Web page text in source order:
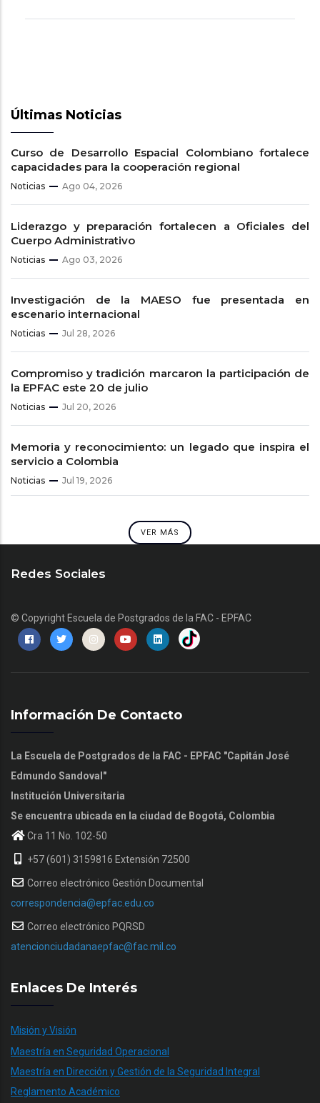
Últimas Noticias
Curso de Desarrollo Espacial Colombiano fortalece
capacidades para la cooperación regional
Noticias Ago 04, 2026
Liderazgo y preparación fortalecen a Oficiales del
Cuerpo Administrativo
Noticias Ago 03, 2026
Investigación de la MAESO fue presentada en
escenario internacional
Noticias Jul 28, 2026
Compromiso y tradición marcaron la participación de
la EPFAC este 20 de julio
Noticias Jul 20, 2026
Memoria y reconocimiento: un legado que inspira el
servicio a Colombia
Noticias Jul 19, 2026
VER MÁS
Redes Sociales
© CopyrightEscuela de Postgrados de la FAC - EPFAC
Información De Contacto
La Escuela de Postgrados de la FAC - EPFAC "Capitán José
Edmundo Sandoval"
Institución Universitaria
Se encuentra ubicada en la ciudad de Bogotá, Colombia
Cra 11 No. 102-50
+57 (601) 3159816 Extensión 72500
Correo electrónico Gestión Documental
correspondencia@epfac.edu.co
Correo electrónico PQRSD
atencionciudadanaepfac@fac.mil.co
Enlaces De Interés
Misión y Visión
Maestría en Seguridad Operacional
Maestría en Dirección y Gestión de la Seguridad Integral
Reglamento Académico